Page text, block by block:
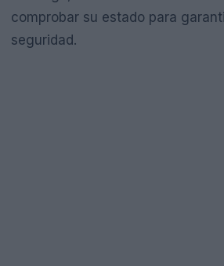
comprobar su estado para
seguridad.